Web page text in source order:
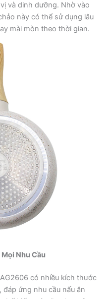
và dinh dưỡng. Nhờ vào
này có thể sử dụng lâu
mài mòn theo thời gian.
Nhu Cầu
có nhiều kích thước
ứng nhu cầu nấu ăn